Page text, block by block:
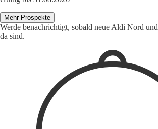
Mehr Prospekte
Werde benachrichtigt, sobald neue Aldi Nord
da sind.